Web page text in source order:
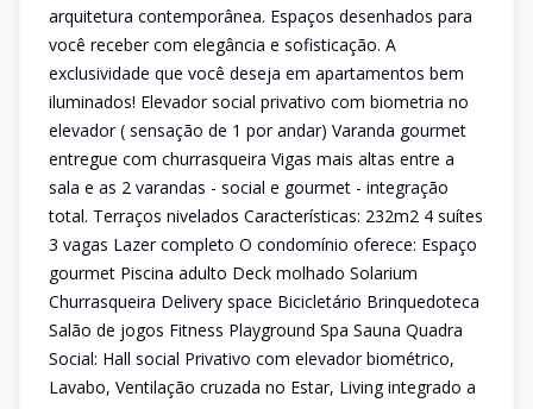
arquitetura contemporânea. Espaços desenhados para
você receber com elegância e sofisticação. A
exclusividade que você deseja em apartamentos bem
iluminados! Elevador social privativo com biometria no
elevador ( sensação de 1 por andar) Varanda gourmet
entregue com churrasqueira Vigas mais altas entre a
sala e as 2 varandas - social e gourmet - integração
total. Terraços nivelados Características: 232m2 4 suítes
3 vagas Lazer completo O condomínio oferece: Espaço
gourmet Piscina adulto Deck molhado Solarium
Churrasqueira Delivery space Bicicletário Brinquedoteca
Salão de jogos Fitness Playground Spa Sauna Quadra
Social: Hall social Privativo com elevador biométrico,
Lavabo, Ventilação cruzada no Estar, Living integrado a